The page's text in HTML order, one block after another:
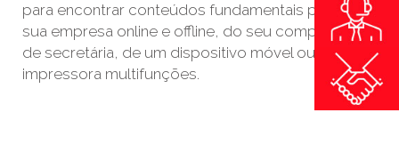
para encontrar conteúdos fundamentais para a
sua empresa online e offline, do seu computador
de secretária, de um dispositivo móvel ou de uma
impressora multifunções.